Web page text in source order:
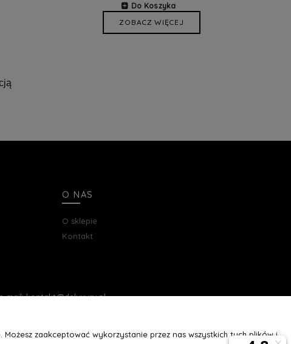
Do Koszyka
ZOBACZ WIĘCEJ
O NAS
O sklepie
Kontakt
mail: kontakt@deluxury.pl
zaakceptować wykorzystanie przez nas wszystkich tych plików i